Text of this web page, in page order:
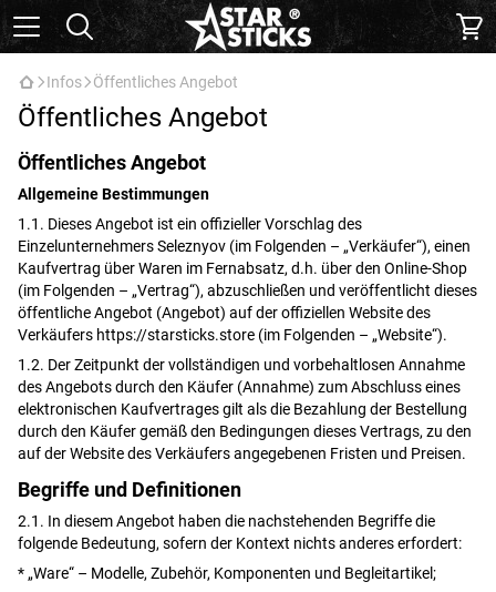
Infos Öffentliches Angebot
Öffentliches Angebot
Öffentliches Angebot
Allgemeine Bestimmungen
1.1. Dieses Angebot ist ein offizieller Vorschlag des
Einzelunternehmers Seleznyov (im Folgenden – „Verkäufer“), einen
Kaufvertrag über Waren im Fernabsatz, d.h. über den Online-Shop
(im Folgenden – „Vertrag“), abzuschließen und veröffentlicht dieses
öffentliche Angebot (Angebot) auf der offiziellen Website des
Verkäufers https://starsticks.store (im Folgenden – „Website“).
1.2. Der Zeitpunkt der vollständigen und vorbehaltlosen Annahme
des Angebots durch den Käufer (Annahme) zum Abschluss eines
elektronischen Kaufvertrages gilt als die Bezahlung der Bestellung
durch den Käufer gemäß den Bedingungen dieses Vertrags, zu den
auf der Website des Verkäufers angegebenen Fristen und Preisen.
Begriffe und Definitionen
2.1. In diesem Angebot haben die nachstehenden Begriffe die
folgende Bedeutung, sofern der Kontext nichts anderes erfordert:
* „Ware“ – Modelle, Zubehör, Komponenten und Begleitartikel;